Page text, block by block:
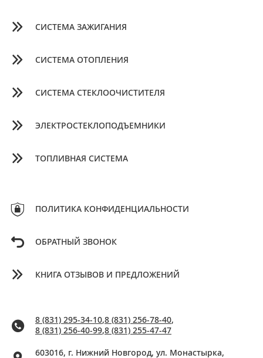
СИСТЕМА ЗАЖИГАНИЯ
СИСТЕМА ОТОПЛЕНИЯ
СИСТЕМА СТЕКЛООЧИСТИТЕЛЯ
ЭЛЕКТРОСТЕКЛОПОДЪЕМНИКИ
ТОПЛИВНАЯ СИСТЕМА
ПОЛИТИКА КОНФИДЕНЦИАЛЬНОСТИ
ОБРАТНЫЙ ЗВОНОК
КНИГА ОТЗЫВОВ И ПРЕДЛОЖЕНИЙ
8 (831) 295-34-10,8 (831) 256-78-40,
8 (831) 256-40-99,8 (831) 255-47-47
603016, г. Нижний Новгород, ул. Монастырка,